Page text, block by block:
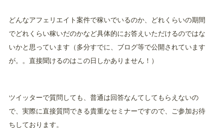
どんなアフェリエイト案件で稼いでいるのか、どれくらいの期間
でどれくらい稼いだのかなど具体的にお答えいただけるのではな
いかと思っています（多分すでに、ブログ等で公開されています
が。。直接聞けるのはこの日しかありません！）
ツイッターで質問しても、普通は回答なんてしてもらえないの
で、実際に直接質問できる貴重なセミナーですので、ご参加お待
ちしております。